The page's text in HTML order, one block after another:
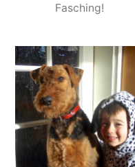
Fasching!